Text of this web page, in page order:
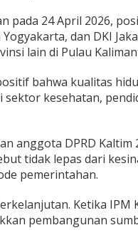
pada 24 April 2026,
dan DKI
lain di Pulau
bahwa kualitas
kesehatan,
anggota DPRD Kaltim
tidak lepas dari
pemerintahan.
Ketika IPM
pembangunan